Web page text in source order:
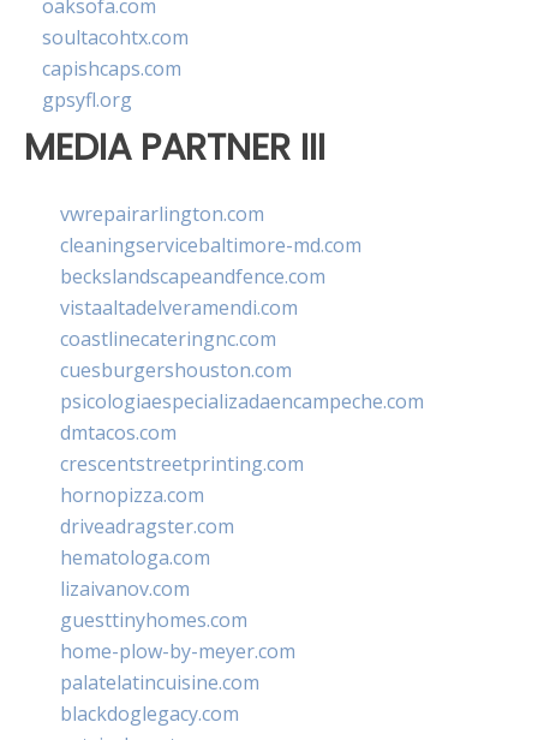
oaksofa.com
soultacohtx.com
capishcaps.com
gpsyfl.org
MEDIA PARTNER III
vwrepairarlington.com
cleaningservicebaltimore-md.com
beckslandscapeandfence.com
vistaaltadelveramendi.com
coastlinecateringnc.com
cuesburgershouston.com
psicologiaespecializadaencampeche.com
dmtacos.com
crescentstreetprinting.com
hornopizza.com
driveadragster.com
hematologa.com
lizaivanov.com
guesttinyhomes.com
home-plow-by-meyer.com
palatelatincuisine.com
blackdoglegacy.com